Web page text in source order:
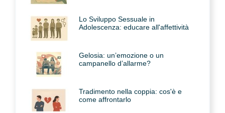
Lo Sviluppo Sessuale in
Adolescenza: educare all'affettività
Gelosia: un’emozione o un
campanello d’allarme?
Tradimento nella coppia: cos'è e
come affrontarlo